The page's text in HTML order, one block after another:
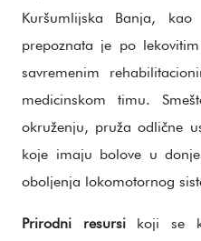
Kuršumlijska Banja,
prepoznata je po
savremenim
medicinskom timu.
okruženju, pruža odlične
koje imaju bolove u
oboljenja lokomotornog
Prirodni resursikoji se